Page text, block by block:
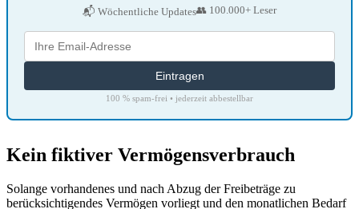
📬 Wöchentliche Updates👥 100.000+ Leser
100 % spam-frei • jederzeit abbestellbar
Kein fiktiver Vermögensverbrauch
Solange vorhandenes und nach Abzug der Freibeträge zu
berücksichtigendes Vermögen vorliegt und den monatlichen Bedarf